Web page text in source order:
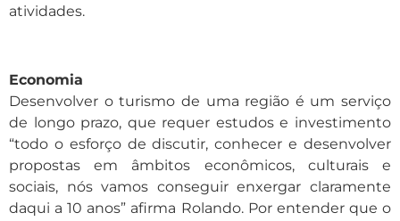
atividades.
Economia
Desenvolver o turismo de uma região é um serviço
de longo prazo, que requer estudos e investimento
“todo o esforço de discutir, conhecer e desenvolver
propostas em âmbitos econômicos, culturais e
sociais, nós vamos conseguir enxergar claramente
daqui a 10 anos” afirma Rolando. Por entender que o